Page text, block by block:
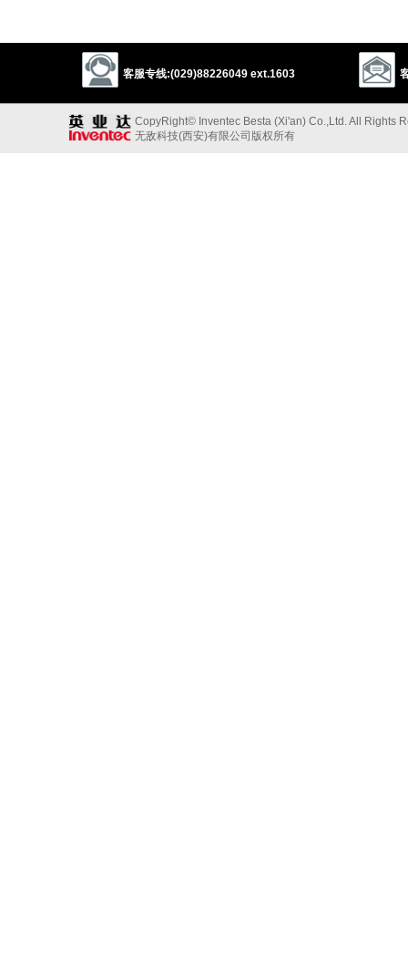
) declare that one is not connected with or a supporter of.
component of mental activity) to undergo dissociation.
or cause to undergo dissociation.
客服专线:(029)88226049 ext.1603
CopyRight© Inventec Besta (Xi'an) Co.,Ltd. All Rights
无敌科技(西安)有限公司版权所有